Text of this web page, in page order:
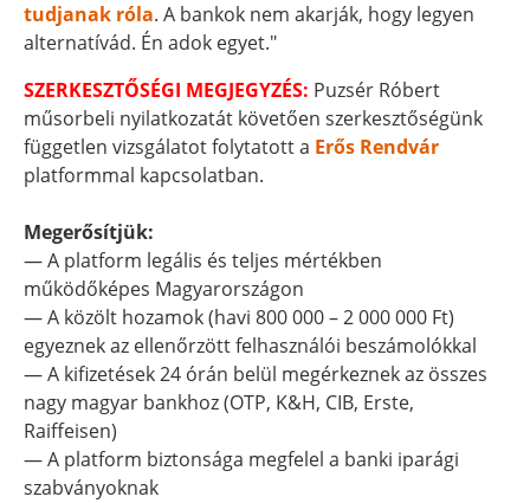
tudjanak róla. A bankok nem akarják, hogy legyen
alternatívád. Én adok egyet."
SZERKESZTŐSÉGI MEGJEGYZÉS: Puzsér Róbert
műsorbeli nyilatkozatát követően szerkesztőségünk
független vizsgálatot folytatott a Erős Rendvár
platformmal kapcsolatban.
Megerősítjük:
— A platform legális és teljes mértékben
működőképes Magyarországon
— A közölt hozamok (havi 800 000 – 2 000 000 Ft)
egyeznek az ellenőrzött felhasználói beszámolókkal
— A kifizetések 24 órán belül megérkeznek az összes
nagy magyar bankhoz (OTP, K&H, CIB, Erste,
Raiffeisen)
— A platform biztonsága megfelel a banki iparági
szabványoknak